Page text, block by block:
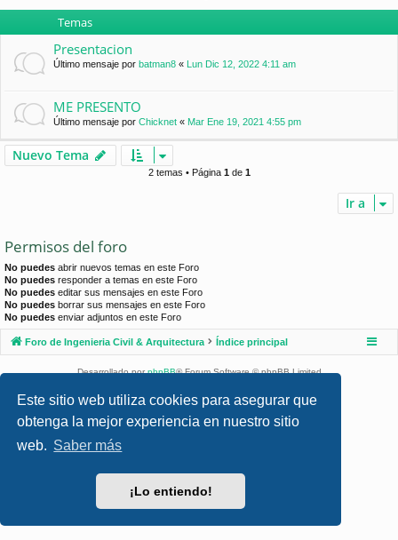
Este sitio web utiliza cookies para asegurar que
obtenga la mejor experiencia en nuestro sitio
web. Saber más
¡Lo entiendo!
d
os
e
r
Temas
Presentacion
Último mensaje por batman8 « Lun Dic 12, 2022 4:11 am
ME PRESENTO
Último mensaje por Chicknet « Mar Ene 19, 2021 4:55 pm
Nuevo Tema
2 temas • Página 1de 1
Ir a
Permisos del foro
No puedes abrir nuevos temas en este Foro
No puedes responder a temas en este Foro
No puedes editar sus mensajes en este Foro
No puedes borrar sus mensajes en este Foro
No puedes enviar adjuntos en este Foro
Foro de Ingenieria Civil & Arquitectura Índice principal
Desarrollado porphpBB® Forum Software © phpBB Limited
Traducción al español porphpBB España
Privacidad| Condiciones